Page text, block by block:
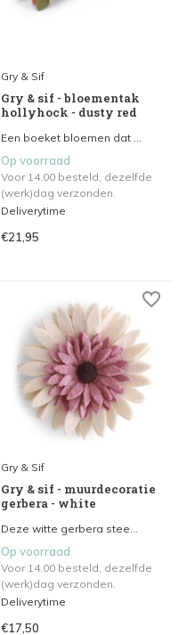
Gry & Sif
Gry & sif - bloementak
hollyhock - dusty red
Een boeket bloemen dat ...
Op voorraad
Voor 14.00 besteld, dezelfde
(werk)dag verzonden.
Deliverytime
€21,95
Gry & Sif
Gry & sif - muurdecoratie
gerbera - white
Deze witte gerbera stee...
Op voorraad
Voor 14.00 besteld, dezelfde
(werk)dag verzonden.
Deliverytime
€17,50